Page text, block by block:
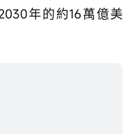
年的約16萬億美